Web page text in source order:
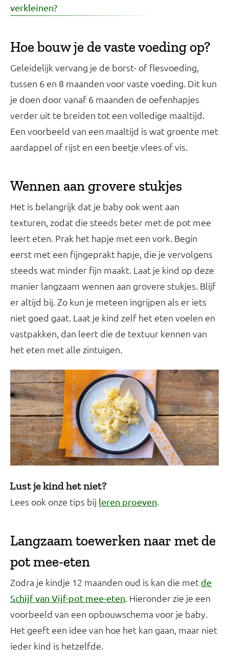
verkleinen?
Hoe bouw je de vaste voeding op?
Geleidelijk vervang je de borst- of flesvoeding,
tussen 6 en 8 maanden voor vaste voeding. Dit kun
je doen door vanaf 6 maanden de oefenhapjes
verder uit te breiden tot een volledige maaltijd.
Een voorbeeld van een maaltijd is wat groente met
aardappel of rijst en een beetje vlees of vis.
Wennen aan grovere stukjes
Het is belangrijk dat je baby ook went aan
texturen, zodat die steeds beter met de pot mee
leert eten. Prak het hapje met een vork. Begin
eerst met een fijngeprakt hapje, die je vervolgens
steeds wat minder fijn maakt. Laat je kind op deze
manier langzaam wennen aan grovere stukjes. Blijf
er altijd bij. Zo kun je meteen ingrijpen als er iets
niet goed gaat. Laat je kind zelf het eten voelen en
vastpakken, dan leert die de textuur kennen van
het eten met alle zintuigen.
Lust je kind het niet?
Lees ook onze tips bij leren proeven
Langzaam toewerken naar met de
pot mee-eten
Zodra je kindje 12 maanden oud is kan die met de
Schijf van Vijf-pot mee-eten . Hieronder zie je een
voorbeeld van een opbouwschema voor je baby.
Het geeft een idee van hoe het kan gaan, maar niet
ieder kind is hetzelfde.